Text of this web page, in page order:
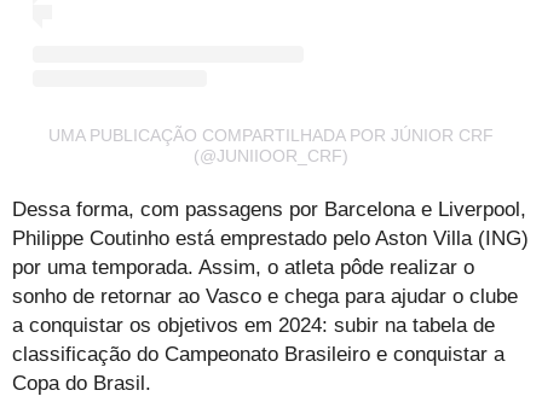
UMA PUBLICAÇÃO COMPARTILHADA POR JÚNIOR CRF
(@JUNIIOOR_CRF)
Dessa forma, com passagens por Barcelona e Liverpool,
Philippe Coutinho está emprestado pelo Aston Villa (ING)
por uma temporada. Assim, o atleta pôde realizar o
sonho de retornar ao Vasco e chega para ajudar o clube
a conquistar os objetivos em 2024: subir na tabela de
classificação do Campeonato Brasileiro e conquistar a
Copa do Brasil.